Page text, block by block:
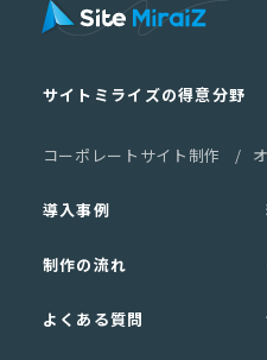
サイトミライズの得意分野
コーポレートサイト制作
導入事例
制作の流れ
よくある質問